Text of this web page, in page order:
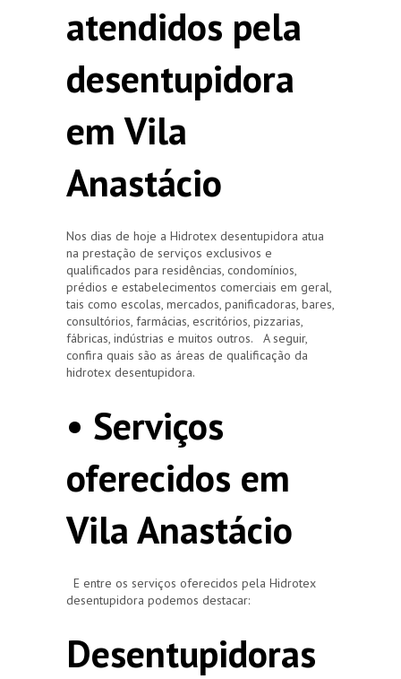
atendidos pela
desentupidora
em Vila
Anastácio
Nos dias de hoje a Hidrotex desentupidora atua
na prestação de serviços exclusivos e
qualificados para residências, condomínios,
prédios e estabelecimentos comerciais em geral,
tais como escolas, mercados, panificadoras, bares,
consultórios, farmácias, escritórios, pizzarias,
fábricas, indústrias e muitos outros. A seguir,
confira quais são as áreas de qualificação da
hidrotex desentupidora.
• Serviços
oferecidos em
Vila Anastácio
E entre os serviços oferecidos pela Hidrotex
desentupidora podemos destacar:
Desentupidoras